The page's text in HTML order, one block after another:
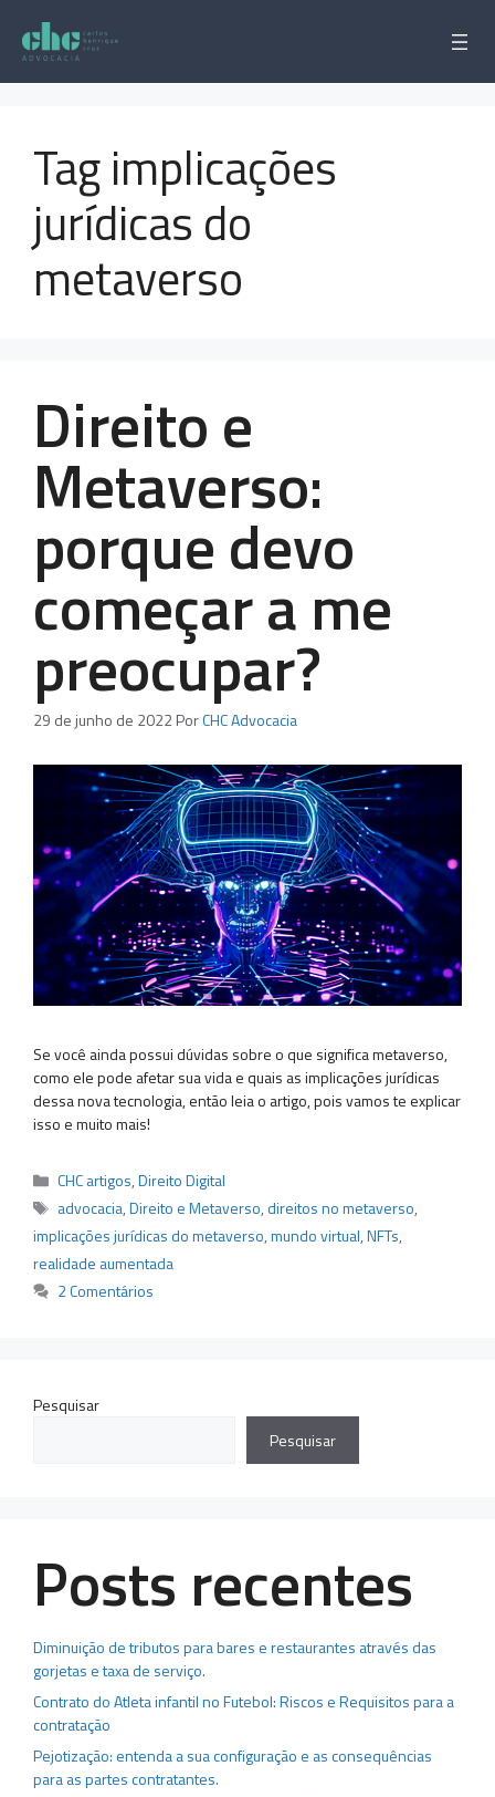
para
conteúdo
Tag implicações
jurídicas do
metaverso
Direito e
Metaverso:
porque devo
começar a me
preocupar?
29 de junho de 2022PorCHC Advocacia
Se você ainda possui dúvidas sobre o que significa metaverso,
como ele pode afetar sua vida e quais as implicações jurídicas
dessa nova tecnologia, então leia o artigo, pois vamos te explicar
isso e muito mais!
Categorias
CHC artigos,Direito Digital
Tags
advocacia,Direito e Metaverso,direitos no metaverso,
implicações jurídicas do metaverso,mundo virtual,NFTs,
realidade aumentada
2 Comentários
Pesquisar
Pesquisar
Posts recentes
Diminuição de tributos para bares e restaurantes através das
gorjetas e taxa de serviço.
Contrato do Atleta infantil no Futebol: Riscos e Requisitos para a
contratação
Pejotização: entenda a sua configuração e as consequências
para as partes contratantes.